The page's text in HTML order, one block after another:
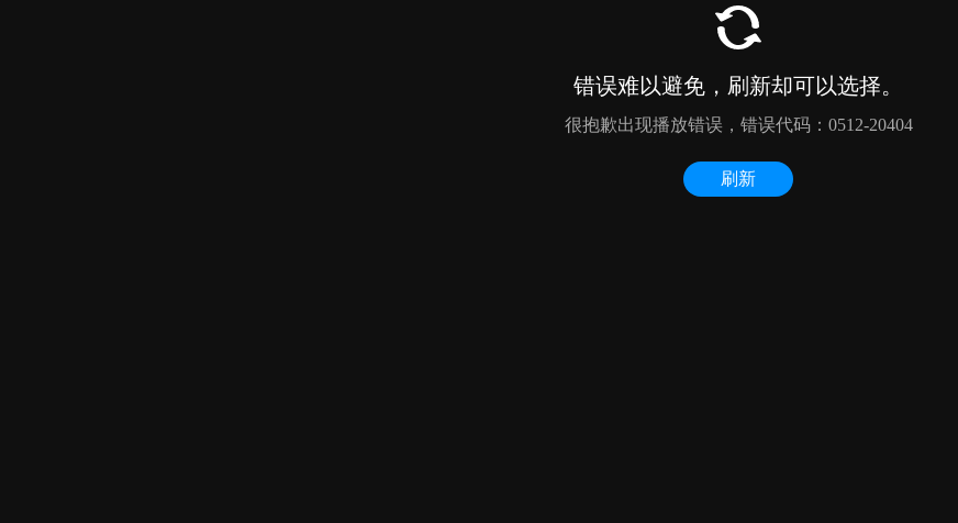
错误难以避免，刷新却可以选择。
很抱歉出现播放错误，错误代码：0512-20404
刷新